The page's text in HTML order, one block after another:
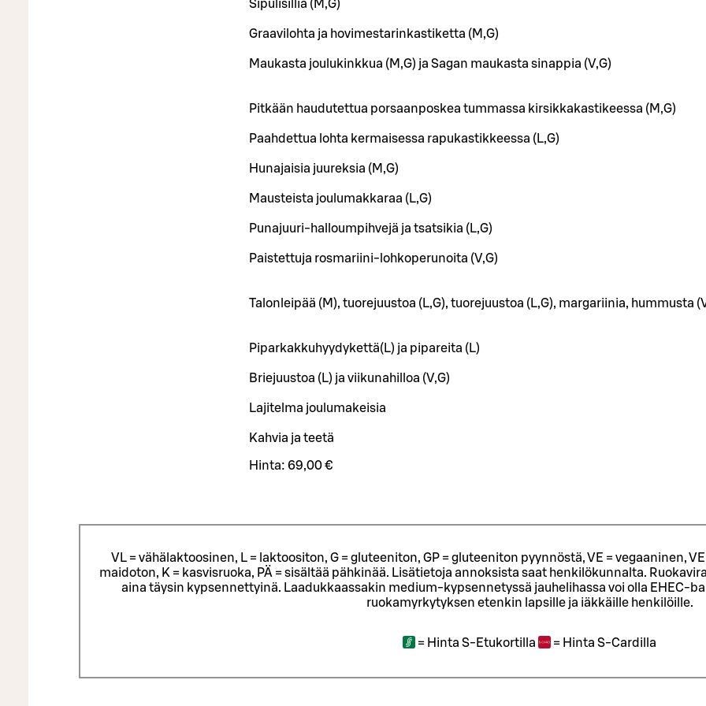
Sipulisilliä (M,G)
Graavilohta ja hovimestarinkastiketta (M,G)
Maukasta joulukinkkua (M,G) ja Sagan maukasta sinappia (V,G)
Pitkään haudutettua porsaanposkea tummassa kirsikkakastikeessa (M,G)
Paahdettua lohta kermaisessa rapukastikkeessa (L,G)
Hunajaisia juureksia (M,G)
Mausteista joulumakkaraa (L,G)
Punajuuri-halloumpihvejä ja tsatsikia (L,G)
Paistettuja rosmariini-lohkoperunoita (V,G)
Talonleipää (M), tuorejuustoa (L,G), tuorejuustoa (L,G), margariinia, hummusta
Piparkakkuhyydykettä(L) ja pipareita (L)
Briejuustoa (L) ja viikunahilloa (V,G)
Lajitelma joulumakeisia
Kahvia ja teetä
Hinta: 69,00 €
VL = vähälaktoosinen, L = laktoositon, G = gluteeniton, GP = gluteeniton pyynnöstä, VE = vegaaninen,
maidoton, K = kasvisruoka, PÄ = sisältää pähkinää. Lisätietoja annoksista saat henkilökunnalta.
aina täysin kypsennettyinä. Laadukkaassakin medium-kypsennetyssä jauhelihassa voi olla EHEC-
ruokamyrkytyksen etenkin lapsille ja iäkkäille henkilöille.
= Hinta S-Etukortilla = Hinta S-Cardilla